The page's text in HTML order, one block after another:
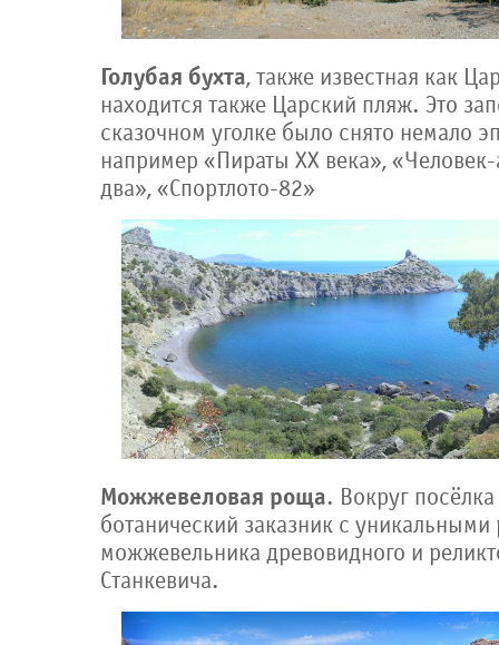
Голубая бухта, также известная как
находится также Царский пляж. Это
сказочном уголке было снято немало
например «Пираты XX века»,
два», «Спортлото-82»
Можжевеловая роща. Вокруг
ботанический заказник с
можжевельника древовидного и
Станкевича.